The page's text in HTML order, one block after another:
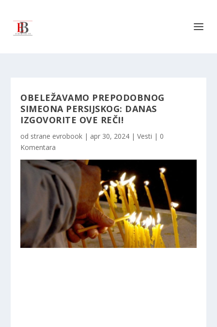
OBELEŽAVAMO PREPODOBNOG
SIMEONA PERSIJSKOG: DANAS
IZGOVORITE OVE REČI!
od strane evrobook | apr 30, 2024 |Vesti | 0
Komentara